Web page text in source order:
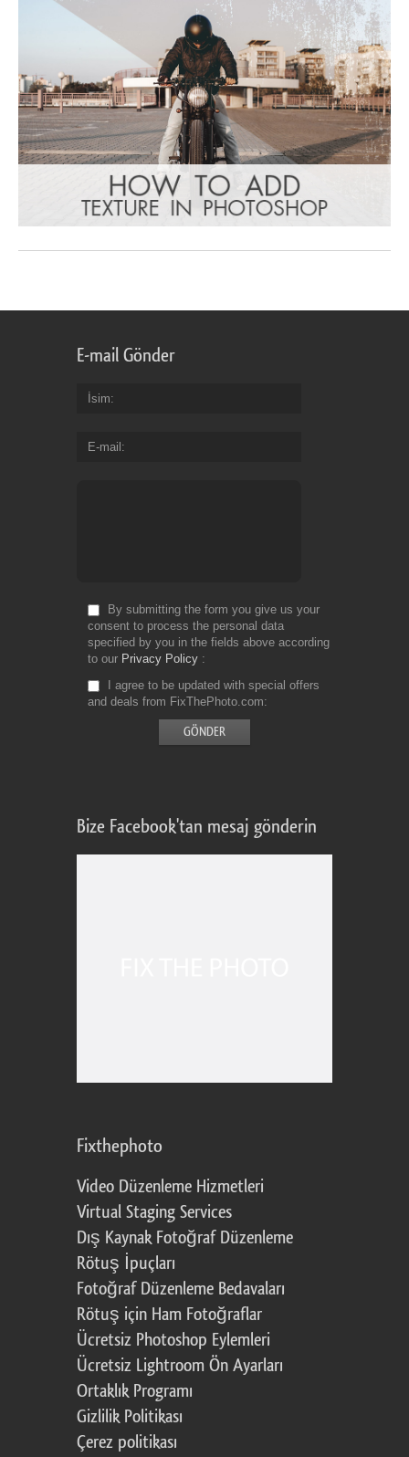
E-mail Gönder
İsim
E-mail
By submitting the form you give us your
consent to process the personal data
specified by you in the fields above according
to our Privacy Policy
I agree to be updated with special offers
and deals from FixThePhoto.com
Bize Facebook'tan mesaj gönderin
Fixthephoto
Video Düzenleme Hizmetleri
Virtual Staging Services
Dış Kaynak Fotoğraf Düzenleme
Rötuş İpuçları
Fotoğraf Düzenleme Bedavaları
Rötuş için Ham Fotoğraflar
Ücretsiz Photoshop Eylemleri
Ücretsiz Lightroom Ön Ayarları
Ortaklık Programı
Gizlilik Politikası
Çerez politikası